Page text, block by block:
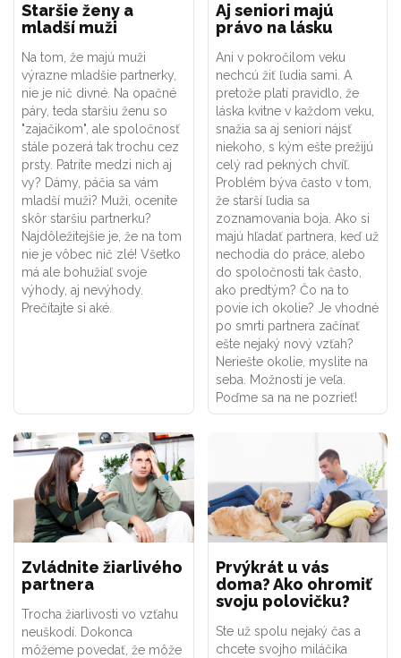
Staršie ženy a
mladší muži
Na tom, že majú muži
výrazne mladšie partnerky,
nie je nič divné. Na opačné
páry, teda staršiu ženu so
"zajačikom", ale spoločnosť
stále pozerá tak trochu cez
prsty. Patríte medzi nich aj
vy? Dámy, páčia sa vám
mladší muži? Muži, oceníte
skôr staršiu partnerku?
Najdôležitejšie je, že na tom
nie je vôbec nič zlé! Všetko
má ale bohužiaľ svoje
výhody, aj nevýhody.
Prečítajte si aké.
Aj seniori majú
právo na lásku
Ani v pokročilom veku
nechcú žiť ľudia sami. A
pretože platí pravidlo, že
láska kvitne v každom veku,
snažia sa aj seniori nájsť
niekoho, s kým ešte prežijú
celý rad pekných chvíľ.
Problém býva často v tom,
že starší ľudia sa
zoznamovania boja. Ako si
majú hľadať partnera, keď už
nechodia do práce, alebo
do spoločnosti tak často,
ako predtým? Čo na to
povie ich okolie? Je vhodné
po smrti partnera začínať
ešte nejaký nový vzťah?
Neriešte okolie, myslite na
seba. Možností je veľa.
Poďme sa na ne pozrieť!
Zvládnite žiarlivého
partnera
Trocha žiarlivosti vo vzťahu
neuškodí. Dokonca
môžeme povedať, že môže
Prvýkrát u vás
doma? Ako ohromiť
svoju polovičku?
Ste už spolu nejaký čas a
chcete svojho miláčika